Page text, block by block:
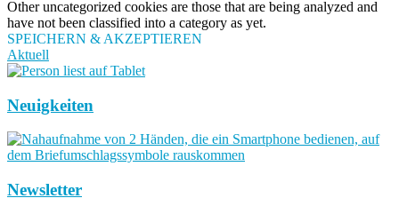
Other uncategorized cookies are those that are being analyzed and
have not been classified into a category as yet.
SPEICHERN & AKZEPTIEREN
Aktuell
Neuigkeiten
Newsletter